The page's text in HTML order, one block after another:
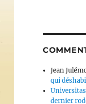
Jean
qui
dernier